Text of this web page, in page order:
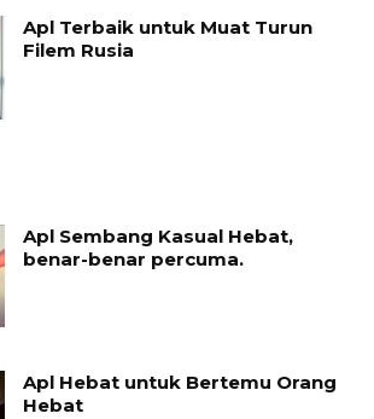
Apl Terbaik untuk Muat Turun
Filem Rusia
Apl Sembang Kasual Hebat,
benar-benar percuma.
Apl Hebat untuk Bertemu Orang
Hebat